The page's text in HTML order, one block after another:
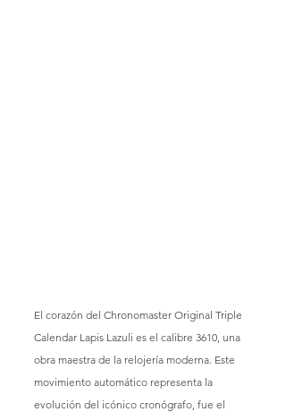
El corazón del Chronomaster Original Triple
Calendar Lapis Lazuli es el calibre 3610, una
obra maestra de la relojería moderna. Este
movimiento automático representa la
evolución del icónico cronógrafo, fue el